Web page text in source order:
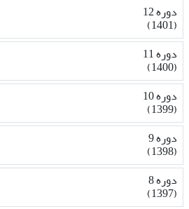
دوره 12
(1401)
دوره 11
(1400)
دوره 10
(1399)
دوره 9
(1398)
دوره 8
(1397)